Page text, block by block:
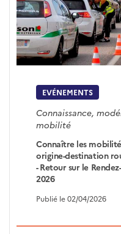
EVÉNEMENTS
Connaissance,
mobilité
Connaître les
origine-destination
- Retour sur le
2026
Publié le 02/04/2026